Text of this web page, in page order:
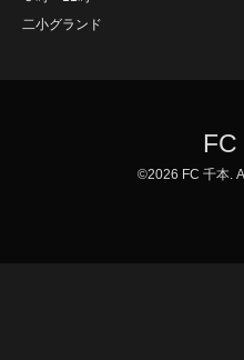
二小グランド
FC
©2026 FC 千本 .